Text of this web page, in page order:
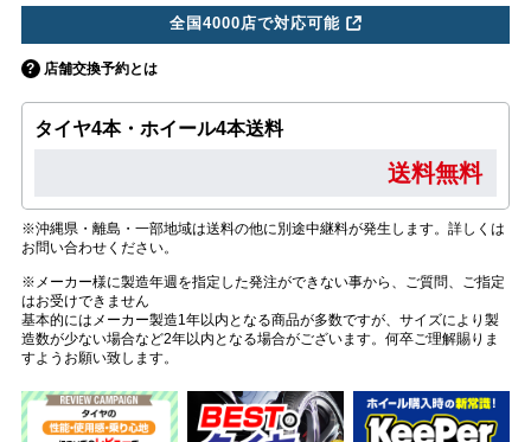
全国4000店で対応可能
店舗交換予約とは
タイヤ4本・ホイール4本送料
送料無料
※沖縄県・離島・一部地域は送料の他に別途中継料が発生します。詳しくは
お問い合わせください。
※メーカー様に製造年週を指定した発注ができない事から、ご質問、ご指定
はお受けできません
基本的にはメーカー製造1年以内となる商品が多数ですが、サイズにより製
造数が少ない場合など2年以内となる場合がございます。何卒ご理解賜りま
すようお願い致します。